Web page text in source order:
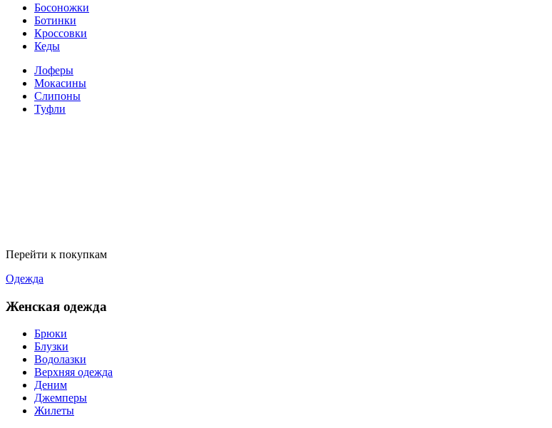
Босоножки
Ботинки
Кроссовки
Кеды
Лоферы
Мокасины
Слипоны
Туфли
Перейти к покупкам
Одежда
Женская одежда
Брюки
Блузки
Водолазки
Верхняя одежда
Деним
Джемперы
Жилеты